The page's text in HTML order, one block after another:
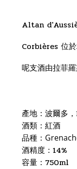
Altan
Corbières 位
呢支酒由拉菲
產地：波爾多
酒類：紅酒
品種：
酒精度：14%
容量： 750ml